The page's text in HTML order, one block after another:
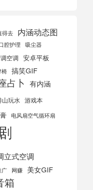
得去 内涵动态图
腔护理 吸尘器
空调 安卓平板
椅 搞笑GIF
占卜 有内涵
山玩水 游戏本
电风扇空气循环扇
立式空调
广 网赚
美女GIF
箱